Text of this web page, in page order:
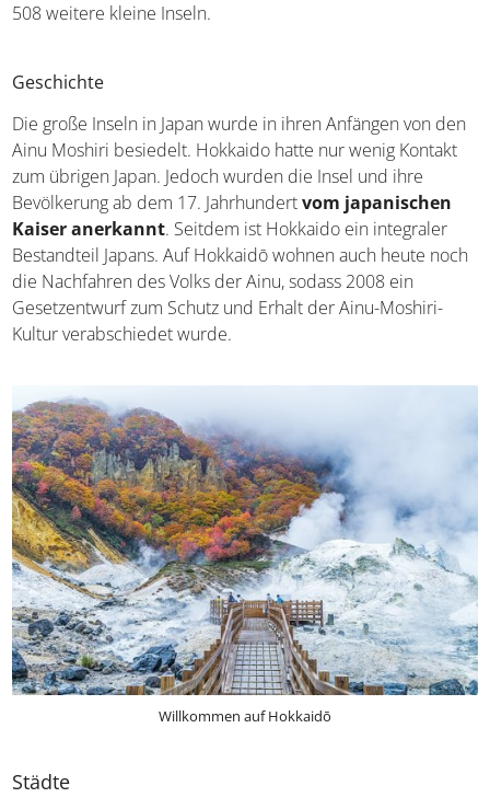
508 weitere kleine Inseln.
Geschichte
Die große Inseln in Japan wurde in ihren Anfängen von den
Ainu Moshiri besiedelt. Hokkaido hatte nur wenig Kontakt
zum übrigen Japan. Jedoch wurden die Insel und ihre
Bevölkerung ab dem 17. Jahrhundertvom japanischen
Kaiser anerkannt. Seitdem ist Hokkaido ein integraler
Bestandteil Japans. Auf Hokkaidō wohnen auch heute noch
die Nachfahren des Volks der Ainu, sodass 2008 ein
Gesetzentwurf zum Schutz und Erhalt der Ainu-Moshiri-
Kultur verabschiedet wurde.
Willkommen auf Hokkaidō
Städte